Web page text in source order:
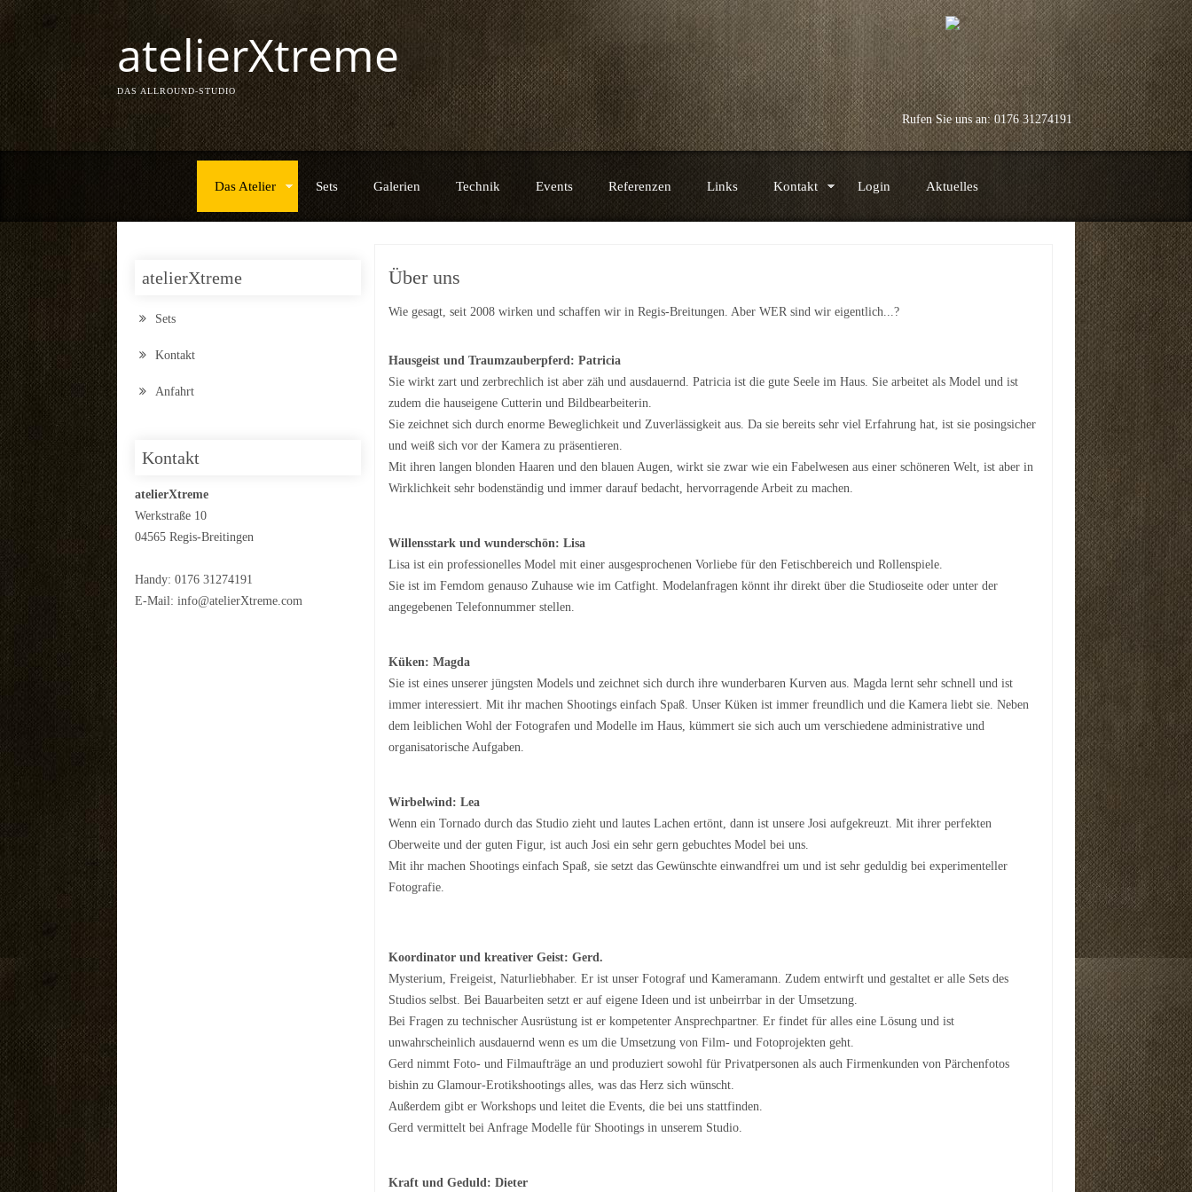
Rufen Sie uns an: 0176 31274191
atelierXtreme
DAS ALLROUND-STUDIO
Das Atelier Sets Galerien Technik Events Referenzen Links Kontakt Login Aktuelles
atelierXtreme
Sets
Kontakt
Anfahrt
Kontakt
atelierXtreme
Werkstraße 10
04565 Regis-Breitingen
Handy: 0176 31274191
E-Mail: info@atelierXtreme.com
Über uns
Wie gesagt, seit 2008 wirken und schaffen wir in Regis-Breitungen. Aber WER sind wir eigentlich...?
Hausgeist und Traumzauberpferd: Patricia
Sie wirkt zart und zerbrechlich ist aber zäh und ausdauernd. Patricia ist die gute Seele im Haus. Sie arbeitet als Model und ist
zudem die hauseigene Cutterin und Bildbearbeiterin.
Sie zeichnet sich durch enorme Beweglichkeit und Zuverlässigkeit aus. Da sie bereits sehr viel Erfahrung hat, ist sie posingsicher
und weiß sich vor der Kamera zu präsentieren.
Mit ihren langen blonden Haaren und den blauen Augen, wirkt sie zwar wie ein Fabelwesen aus einer schöneren Welt, ist aber in
Wirklichkeit sehr bodenständig und immer darauf bedacht, hervorragende Arbeit zu machen.
Willensstark und wunderschön: Lisa
Lisa ist ein professionelles Model mit einer ausgesprochenen Vorliebe für den Fetischbereich und Rollenspiele.
Sie ist im Femdom genauso Zuhause wie im Catfight. Modelanfragen könnt ihr direkt über die Studioseite oder unter der
angegebenen Telefonnummer stellen.
Küken: Magda
Sie ist eines unserer jüngsten Models und zeichnet sich durch ihre wunderbaren Kurven aus. Magda lernt sehr schnell und ist
immer interessiert. Mit ihr machen Shootings einfach Spaß. Unser Küken ist immer freundlich und die Kamera liebt sie. Neben
dem leiblichen Wohl der Fotografen und Modelle im Haus, kümmert sie sich auch um verschiedene administrative und
organisatorische Aufgaben.
Wirbelwind: Lea
Wenn ein Tornado durch das Studio zieht und lautes Lachen ertönt, dann ist unsere Josi aufgekreuzt. Mit ihrer perfekten
Oberweite und der guten Figur, ist auch Josi ein sehr gern gebuchtes Model bei uns.
Mit ihr machen Shootings einfach Spaß, sie setzt das Gewünschte einwandfrei um und ist sehr geduldig bei experimenteller
Fotografie.
Koordinator und kreativer Geist: Gerd.
Mysterium, Freigeist, Naturliebhaber. Er ist unser Fotograf und Kameramann. Zudem entwirft und gestaltet er alle Sets des
Studios selbst. Bei Bauarbeiten setzt er auf eigene Ideen und ist unbeirrbar in der Umsetzung.
Bei Fragen zu technischer Ausrüstung ist er kompetenter Ansprechpartner. Er findet für alles eine Lösung und ist
unwahrscheinlich ausdauernd wenn es um die Umsetzung von Film- und Fotoprojekten geht.
Gerd nimmt Foto- und Filmaufträge an und produziert sowohl für Privatpersonen als auch Firmenkunden von Pärchenfotos
bishin zu Glamour-Erotikshootings alles, was das Herz sich wünscht.
Außerdem gibt er Workshops und leitet die Events, die bei uns stattfinden.
Gerd vermittelt bei Anfrage Modelle für Shootings in unserem Studio.
Kraft und Geduld: Dieter